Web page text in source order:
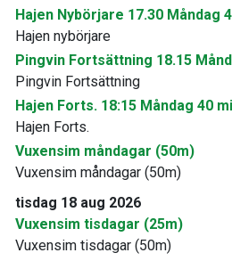
Hajen Nybörjare 17.30 Måndag
Hajen nybörjare
Pingvin Fortsättning 18.15
Pingvin Fortsättning
Hajen Forts. 18:15 Måndag 40
Hajen Forts.
Vuxensim måndagar (50m)
Vuxensim måndagar (50m)
tisdag 18 aug 2026
Vuxensim tisdagar (25m)
Vuxensim tisdagar (50m)